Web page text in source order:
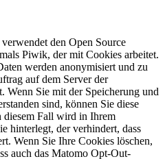
den Open Source
Piwik, der mit Cookies arbeitet.
werden anonymisiert und zu
auf dem Server der
Sie mit der Speicherung und
sind, können Sie diese
diesem Fall wird in Ihrem
hinterlegt, der verhindert, dass
Wenn Sie Ihre Cookies löschen,
auch das Matomo Opt-Out-